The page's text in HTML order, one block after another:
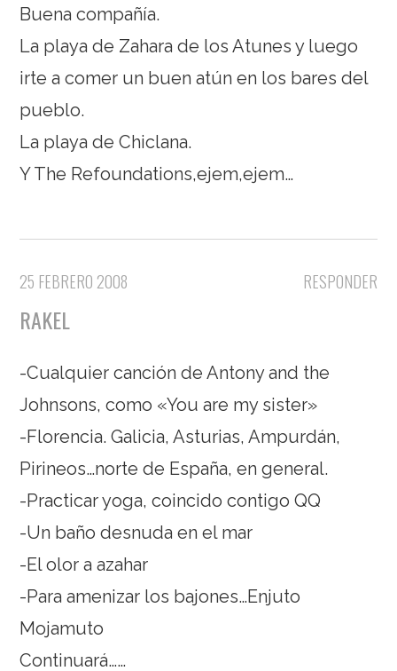
Buena compañía.
La playa de Zahara de los Atunes y luego
irte a comer un buen atún en los bares del
pueblo.
La playa de Chiclana.
Y The Refoundations,ejem,ejem…
RESPONDER
25 FEBRERO 2008
RAKEL
-Cualquier canción de Antony and the
Johnsons, como «You are my sister»
-Florencia. Galicia, Asturias, Ampurdán,
Pirineos…norte de España, en general.
-Practicar yoga, coincido contigo QQ
-Un baño desnuda en el mar
-El olor a azahar
-Para amenizar los bajones…Enjuto
Mojamuto
Continuará……